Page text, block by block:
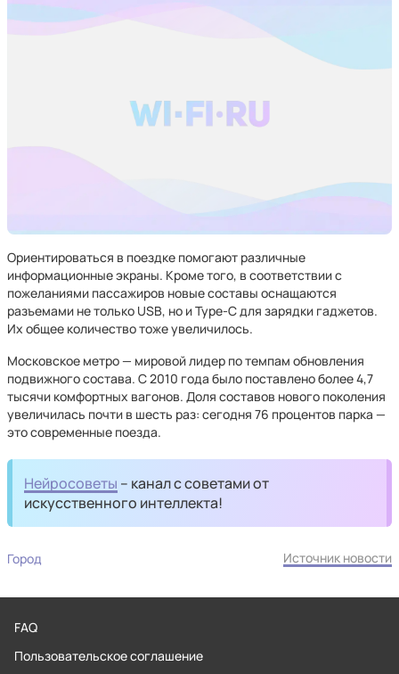
Ориентироваться в поездке помогают различные
информационные экраны. Кроме того, в соответствии с
пожеланиями пассажиров новые составы оснащаются
разъемами не только USB, но и Type-C для зарядки гаджетов.
Их общее количество тоже увеличилось.
Московское метро — мировой лидер по темпам обновления
подвижного состава. С 2010 года было поставлено более 4,7
тысячи комфортных вагонов. Доля составов нового поколения
увеличилась почти в шесть раз: сегодня 76 процентов парка —
это современные поезда.
Нейросоветы – канал с советами от
искусственного интеллекта!
Город Источник новости
FAQ
Пользовательское соглашение